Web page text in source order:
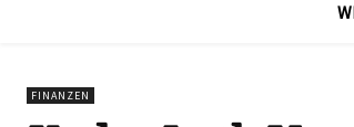
FINANZEN